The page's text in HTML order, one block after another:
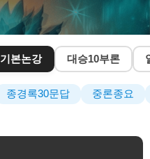
기본논강 대승10부론
종경록30문답 중론종요